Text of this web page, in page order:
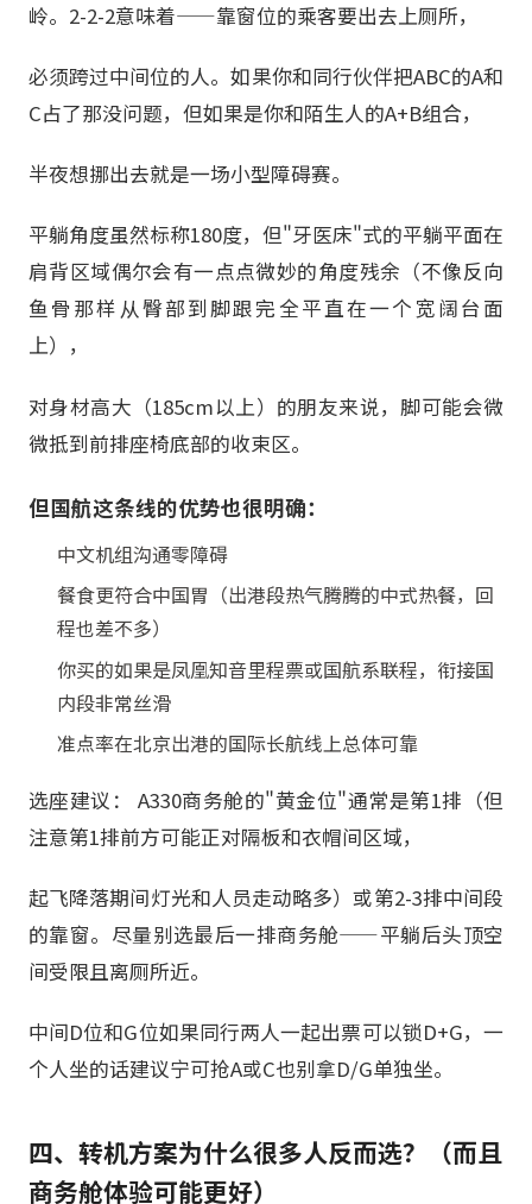
岭。2-2-2意味着——靠窗位的乘客要出去上厕所，
必须跨过中间位的人。如果你和同行伙伴把ABC的A和
C占了那没问题，但如果是你和陌生人的A+B组合，
半夜想挪出去就是一场小型障碍赛。
平躺角度虽然标称180度，但"牙医床"式的平躺平面在
肩背区域偶尔会有一点点微妙的角度残余（不像反向
鱼骨那样从臀部到脚跟完全平直在一个宽阔台面
上），
对身材高大（185cm以上）的朋友来说，脚可能会微
微抵到前排座椅底部的收束区。
但国航这条线的优势也很明确：
中文机组沟通零障碍
餐食更符合中国胃（出港段热气腾腾的中式热餐，回
程也差不多）
你买的如果是凤凰知音里程票或国航系联程，衔接国
内段非常丝滑
准点率在北京出港的国际长航线上总体可靠
选座建议： A330商务舱的"黄金位"通常是第1排（但
注意第1排前方可能正对隔板和衣帽间区域，
起飞降落期间灯光和人员走动略多）或第2-3排中间段
的靠窗。尽量别选最后一排商务舱——平躺后头顶空
间受限且离厕所近。
中间D位和G位如果同行两人一起出票可以锁D+G，一
个人坐的话建议宁可抢A或C也别拿D/G单独坐。
四、转机方案为什么很多人反而选？（而且
商务舱体验可能更好）